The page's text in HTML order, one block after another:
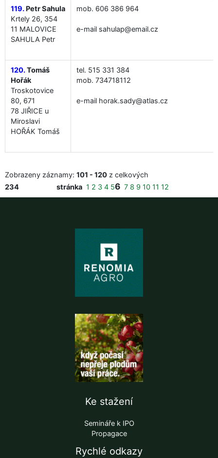
119.Petr Sahula
Krtely 26, 354
11 MALOVICE
SAHULA Petr
mob. 606 386 964
e-mail sahulap@email.cz
120.Tomáš
Hořák
Troskotovice
80, 671
78 JIŘICE u
Miroslavi
HOŘÁK Tomáš
tel. 515 331 384
mob. 734718112
e-mail horak.sady@atlas.cz
Zobrazeny záznamy: 101 - 120 z celkových
234
stránka 1 2 3 4 56 7 8 9 10 11 12
Ke stažení
Semináře k IPO
Propagace
Rychlé odkazy